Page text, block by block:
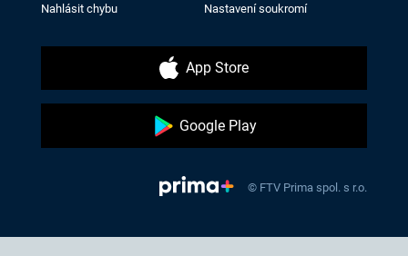
Nahlásit chybu Nastavení soukromí
App Store
Google Play
© FTV Prima spol. s r.o.